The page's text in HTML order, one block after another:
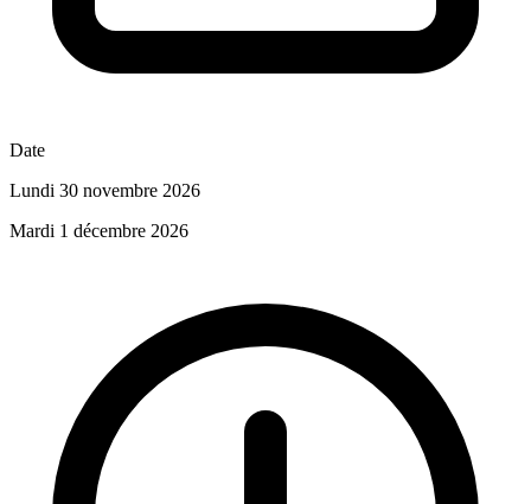
Date
Lundi 30 novembre 2026
Mardi 1 décembre 2026